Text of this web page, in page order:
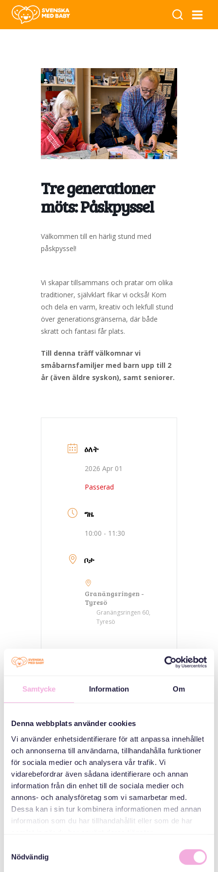
Samtycke Information Om
Denna webbplats använder cookies
Vi använder enhetsidentifierare för att anpassa innehållet
och annonserna till användarna, tillhandahålla funktioner
för sociala medier och analysera vår trafik. Vi
vidarebefordrar även sådana identifierare och annan
information från din enhet till de sociala medier och
annons- och analysföretag som vi samarbetar med.
Dessa kan i sin tur kombinera informationen med annan
information som du har tillhandahållit eller som de har
Nödvändig
Tre generationer
möts: Påskpyssel
Välkommen till en härlig stund med
påskpyssel!
Vi skapar tillsammans och pratar om olika
traditioner, självklart fikar vi också! Kom
och dela en varm, kreativ och lekfull stund
över generationsgränserna, där både
skratt och fantasi får plats.
Till denna träff välkomnar vi
småbarnsfamiljer med barn upp till 2
år (även äldre syskon), samt seniorer.
ዕለት
2026 Apr 01
Passerad
ግዜ
10:00 - 11:30
ቦታ
Granängsringen -
Tyresö
Granängsringen 60,
Tyresö
Svenska med baby